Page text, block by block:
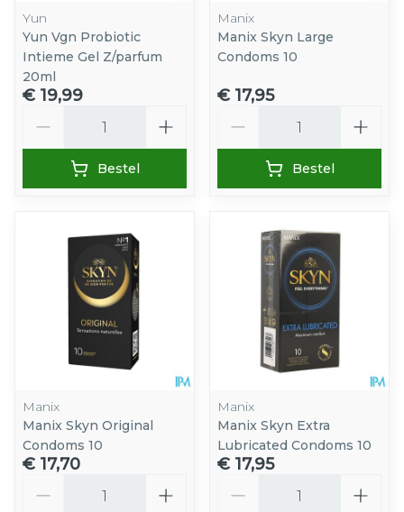
Yun
Yun Vgn Probiotic
Intieme Gel Z/parfum
20ml
€ 19,99
Bestel
Manix
Manix Skyn Large
Condoms 10
€ 17,95
Bestel
Manix
Manix Skyn Original
Condoms 10
€ 17,70
Manix
Manix Skyn Extra
Lubricated Condoms 10
€ 17,95